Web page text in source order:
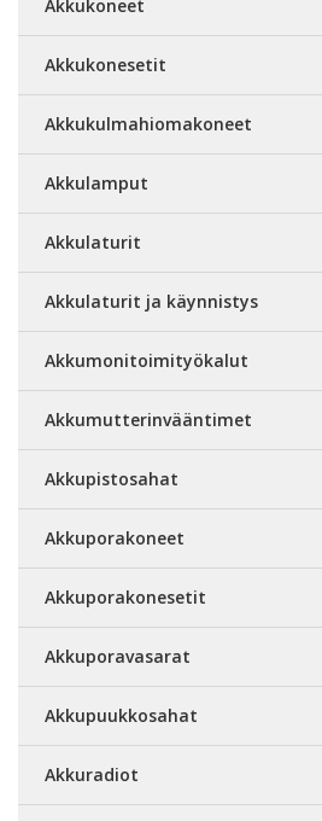
Akkukoneet
Akkukonesetit
Akkukulmahiomakoneet
Akkulamput
Akkulaturit
Akkulaturit ja käynnistys
Akkumonitoimityökalut
Akkumutterinvääntimet
Akkupistosahat
Akkuporakoneet
Akkuporakonesetit
Akkuporavasarat
Akkupuukkosahat
Akkuradiot